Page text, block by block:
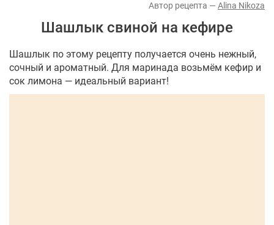
Alina Nikoza
Шашлык свиной на кефире
Шашлык по этому рецепту получается очень нежный,
сочный и ароматный. Для маринада возьмём кефир и
сок лимона — идеальный вариант!